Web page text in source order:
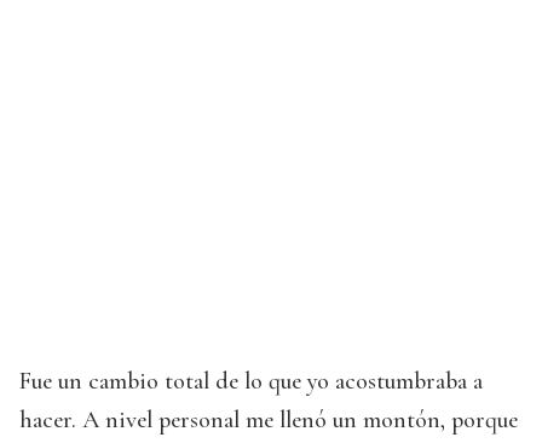
Fue un cambio total de lo que yo acostumbraba a
hacer. A nivel personal me llenó un montón, porque